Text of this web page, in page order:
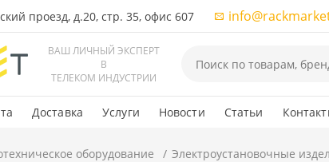
проезд, д.20, стр. 35, офис 607
ВАШ ЛИЧНЫЙ ЭКСПЕРТ
В
ТЕЛЕКОМ ИНДУСТРИИ
Доставка Услуги Новости Статьи
оборудование Электроустановочные